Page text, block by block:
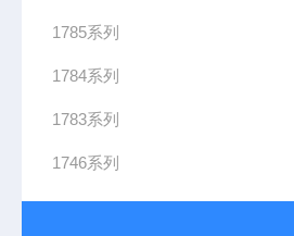
1785系列
1784系列
1783系列
1746系列